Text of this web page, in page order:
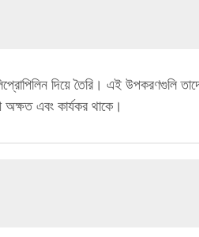
দিয়ে তৈরি। এই উপকরণগুলি তাদের
অক্ষত এবং কার্যকর থাকে।